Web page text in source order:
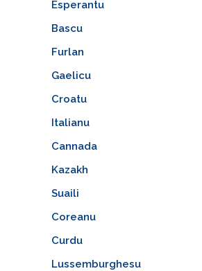
Esperantu
Bascu
Furlan
Gaelicu
Croatu
Italianu
Cannada
Kazakh
Suaili
Coreanu
Curdu
Lussemburghesu